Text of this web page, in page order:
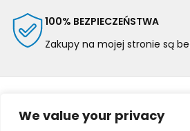
We value your privacy
100% BEZPIECZEŃSTWA
Zakupy na mojej stronie są